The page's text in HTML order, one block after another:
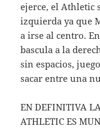
ejerce, el Athletic
izquierda ya que
a irse al centro.
bascula a la
sin espacios,
sacar entre una
EN DEFINITIVA
ATHLETIC ES